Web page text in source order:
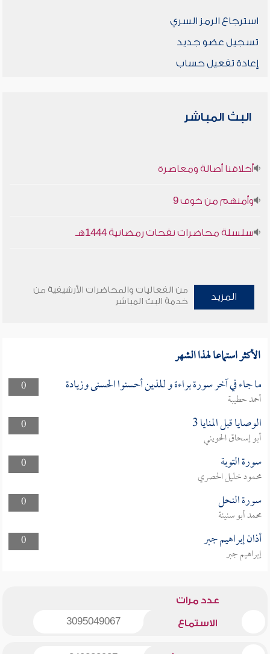
استرجاع الرمز السري
تسجيل عضو جديد
إعادة تفعيل حساب
البث المباشر
أخلاقنا أصالة ومعاصرة
وأمنهم من خوف 9
سلسلة محاضرات نفحات رمضانية 1444هـ
المزيد
من الفعاليات والمحاضرات الأرشيفية من
خدمة البث المباشر
الأكثر استماعا لهذا الشهر
0 ما جاء في آخر سورة براءة و للذين أحسنوا الحسنى وزيادة
أحمد حطيبة
0
الوصايا قبل المنايا 3
أبو إسحاق الحويني
0
سورة التوبة
محمود خليل الحصري
0
سورة النحل
محمد أبو سنينة
0
أذان إبراهيم جبر
إبراهيم جبر
عدد مرات
الاستماع 3095049067